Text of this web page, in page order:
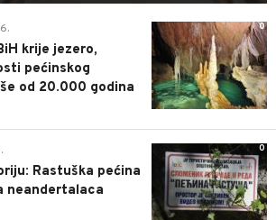
0
krije jezero,
pećinskog
od 20.000 godina
0
Rastuška pećina
neandertalaca